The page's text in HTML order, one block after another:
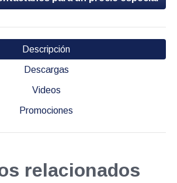
Descripción
Descargas
Videos
Promociones
relacionados